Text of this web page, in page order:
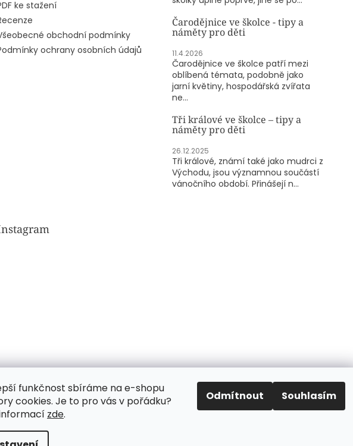
funkčnost sbíráme na e-shopu
cookies. Je to pro vás v pořádku?
zde.
Odmítnout Souhlasím
ke stažení
obchodní podmínky
ochrany osobních údajů
Čarodějnice ve školce - tipy a
náměty pro děti
11.4.2026
Čarodějnice ve školce patří mezi
oblíbená témata, podobně jako
jarní květiny, hospodářská zvířata
ne...
Tři králové ve školce – tipy a
náměty pro děti
26.12.2025
Tři králové, známí také jako mudrci z
Východu, jsou významnou součástí
vánočního období. Přinášejí n...
Sledovat na Instagramu